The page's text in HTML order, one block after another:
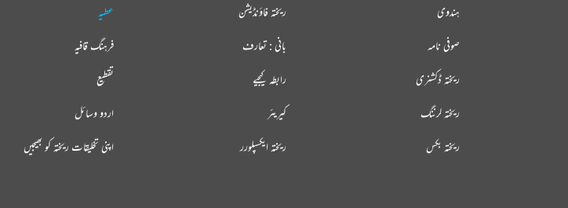
عطیہ
فرہنگ قافیہ
تقطیع
اردو وسائل
اپنی تخلیقات ریختہ کو بھیجیں
ریختہ فاؤنڈیشن
بانی : تعارف
رابطہ کیجیے
کیریئر
ریختہ ایکسپلورر
ہندوی
صوفی نامہ
ریختہ ڈکشنری
ریختہ لرننگ
ریختہ بکس